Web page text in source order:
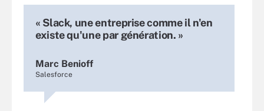
« Slack, une entreprise comme il n'en
existe qu'une par génération. »
Marc Benioff
Salesforce